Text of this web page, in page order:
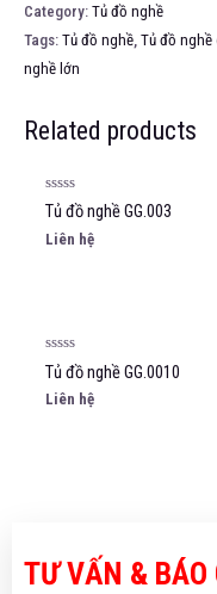
Category: Tủ đồ nghề
Tags: Tủ đồ nghề Tủ đồ nghề
nghề lớn
Related products
Rated
0
out
of
Tủ đồ nghề GG.003
Liên hệ
Rated
0
out
of
Tủ đồ nghề GG.0010
Liên hệ
TƯ VẤN & BÁO